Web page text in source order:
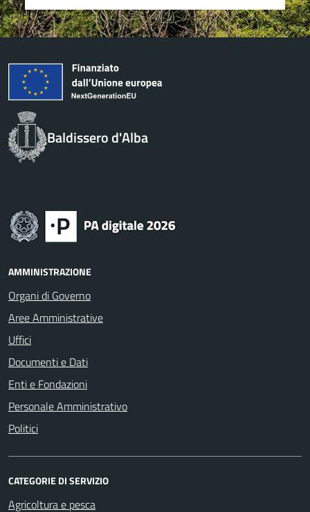
Baldissero d'Alba
AMMINISTRAZIONE
Organi di Governo
Aree Amministrative
Uffici
Documenti e Dati
Enti e Fondazioni
Personale Amministrativo
Politici
CATEGORIE DI SERVIZIO
Agricoltura e pesca